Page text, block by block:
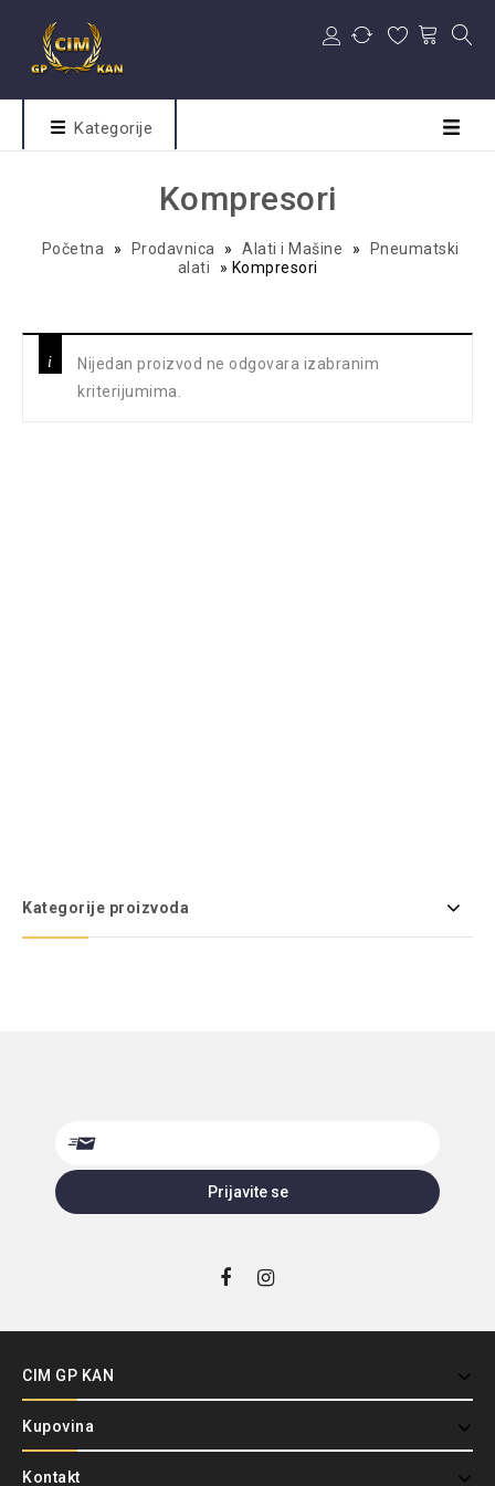
Kategorije
Kompresori
Početna » Prodavnica » Alati i Mašine »
Pneumatski
alati
» Kompresori
Nijedan proizvod ne odgovara izabranim
kriterijumima.
Kategorije proizvoda
CIM GP KAN
Kupovina
Kontakt